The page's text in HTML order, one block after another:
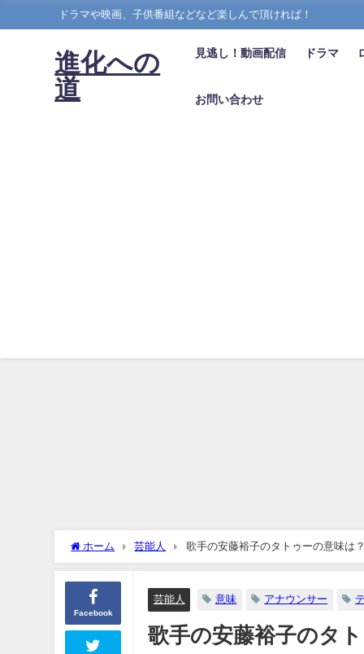
ドラマや映画、子供番組などなど楽しんで頂ければ！
進化への
道
見逃し！動画配信 ドラマ
お問い合わせ
ホーム 芸能人 歌手の安藤裕子のタトゥーの意味は
Facebook
芸能人 意味 アナウンサー
歌手の安藤裕子のタ